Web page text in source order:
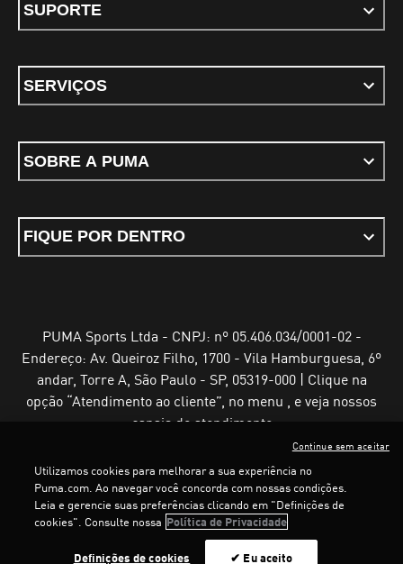
SUPORTE
SERVIÇOS
SOBRE A PUMA
FIQUE POR DENTRO
PUMA Sports Ltda - CNPJ: nº 05.406.034/0001-02 -
Endereço: Av. Queiroz Filho, 1700 - Vila Hamburguesa, 6º
andar, Torre A, São Paulo - SP, 05319-000 | Clique na
opção “Atendimento ao cliente”, no menu , e veja nossos
canais de atendimento
Termos e Condições de UsoPolítica de Privacidade
Configurador de cookies
PUMA, 2025. Todos os direitos reservados
Utilizamos cookies para melhorar a sua experiência no
Puma.com. Ao navegar você concorda com nossas condições.
Leia e gerencie suas preferências clicando em "Definições de
cookies". Consulte nossa Política de Privacidade
Definições de cookies ✔ Eu aceito
Continue sem aceitar